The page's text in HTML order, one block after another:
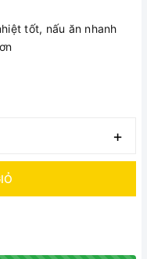
tốt, nấu ăn nhanh
+